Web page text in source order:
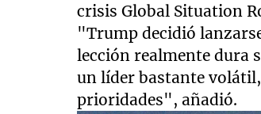
crisis Global Situation
"Trump decidió
lección realmente dura
un líder bastante
prioridades", añadió.